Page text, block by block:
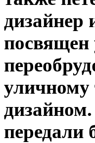
дизайнер
посвящен
уличному
передали